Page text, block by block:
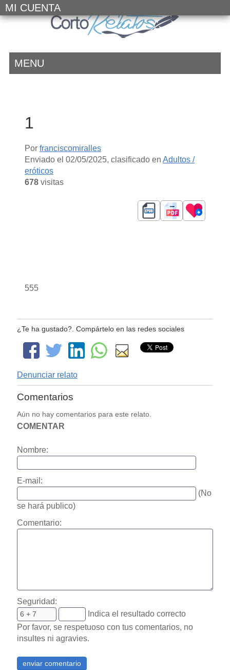
MI CUENTA
MENU
1
Por franciscomiralles
Enviado el 02/05/2025, clasificado en Adultos /
eróticos
678visitas
555
¿Te ha gustado?. Compártelo en las redes sociales
Denunciar relato
Comentarios
Aún no hay comentarios para este relato.
COMENTAR
Nombre:
E-mail:
(No
se hará publico)
Comentario:
Seguridad:
Indica el resultado correcto
Por favor, se respetuoso con tus comentarios, no
insultes ni agravies.